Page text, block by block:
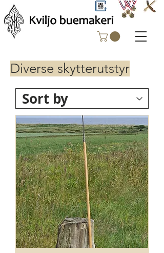
Diverse skytterutstyr